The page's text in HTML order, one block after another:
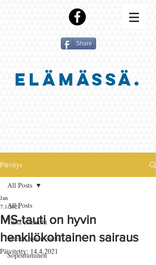
Share
ELÄMÄSSÄ.
Päivitys
All Posts
Tästä elämästä
Mielen hyvinvointi
Sopeutuminen
All Posts
MS-tauti on hyvin
henkilökohtainen sairaus
Jan
7.1.2021
Päivitetty: 14.4.2021